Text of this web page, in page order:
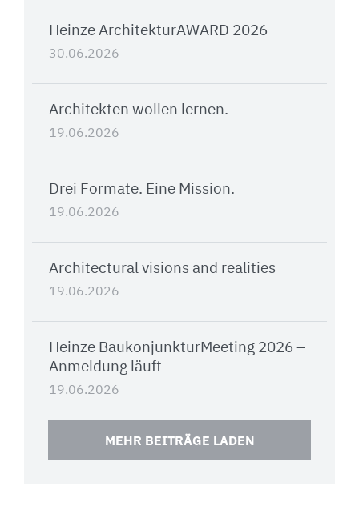
Heinze ArchitekturAWARD 2026
30.06.2026
Architekten wollen lernen.
19.06.2026
Drei Formate. Eine Mission.
19.06.2026
Architectural visions and realities
19.06.2026
Heinze BaukonjunkturMeeting 2026 –
Anmeldung läuft
19.06.2026
MEHR BEITRÄGE LADEN